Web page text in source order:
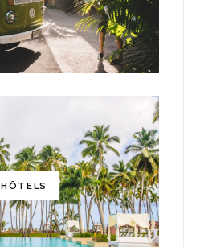
HÔTELS